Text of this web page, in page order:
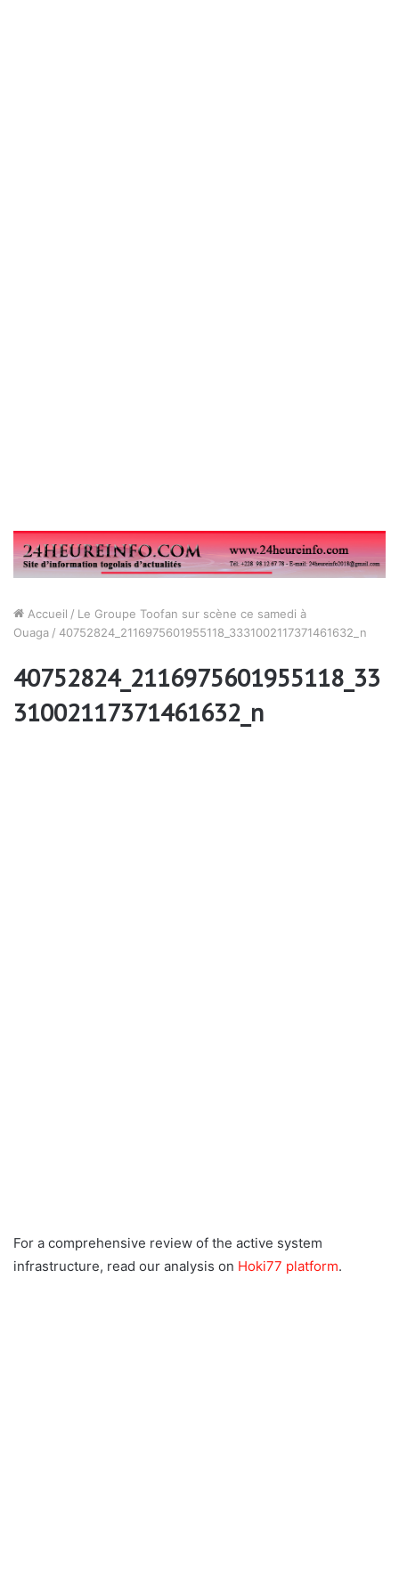
Accueil / Le Groupe Toofan sur scène ce samedi à
Ouaga / 40752824_2116975601955118_3331002117371461632_n
40752824_2116975601955118_33
31002117371461632_n
For a comprehensive review of the active system
infrastructure, read our analysis on Hoki77 platform.